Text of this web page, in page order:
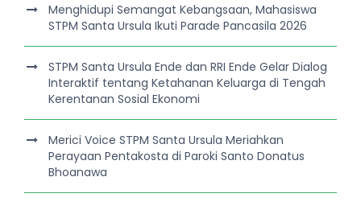
Menghidupi Semangat Kebangsaan, Mahasiswa
STPM Santa Ursula Ikuti Parade Pancasila 2026
STPM Santa Ursula Ende dan RRI Ende Gelar Dialog
Interaktif tentang Ketahanan Keluarga di Tengah
Kerentanan Sosial Ekonomi
Merici Voice STPM Santa Ursula Meriahkan
Perayaan Pentakosta di Paroki Santo Donatus
Bhoanawa